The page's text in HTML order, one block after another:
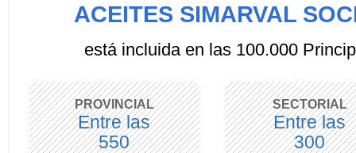
ACEITES SIMARVAL
está incluida en las 100.000
PROVINCIAL
Entre las
550
SECTORIAL
Entre las
300